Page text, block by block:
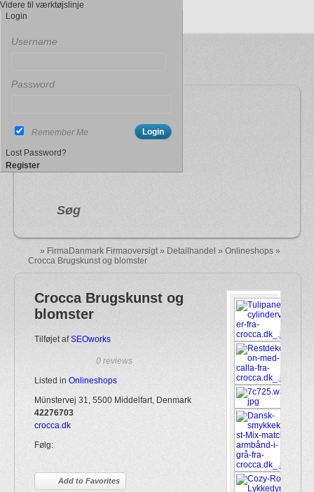
Søg
» FirmaDanmark Firmaoversigt » Detailhandel » Onlineshops »
Crocca Brugskunst og blomster
Crocca Brugskunst og
blomster
Tilføjet afSEOworks
0 reviews
Listed in Onlineshops
Münstervej 31, 5500 Middelfart, Denmark
42276703
crocca.dk
Følg:
Add to Favorites
Videre til værktøjslinje
Login
Username
Password
Remember Me
Lost Password?
Register